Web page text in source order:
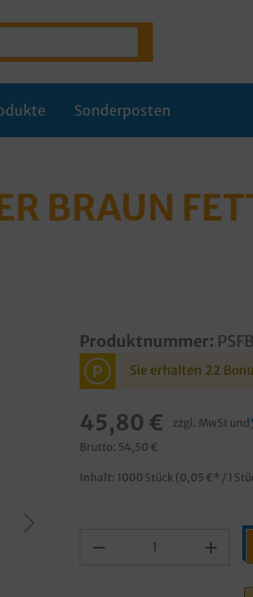
Sonderposten
BRAUN
Produktnummer:
P Sie erhalten 22
45,80 € zzgl. MwSt und
Brutto: 54,50 €
Inhalt: 1000 Stück (0,05 €* / 1